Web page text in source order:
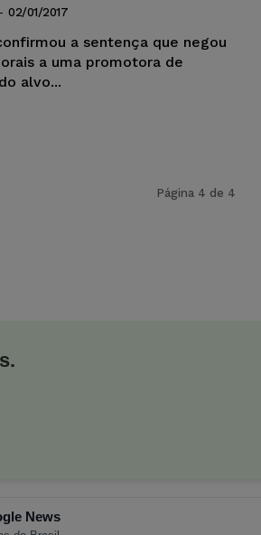
- 02/01/2017
a sentença que negou
a uma promotora de
alvo...
Página 4 de 4
News